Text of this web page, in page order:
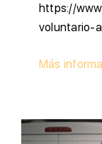
https://
voluntario-
Más